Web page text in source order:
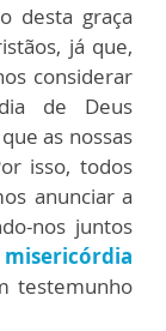
desta graça
já que,
considerar
de Deus
as nossas
isso, todos
anunciar a
nos juntos
testemunho